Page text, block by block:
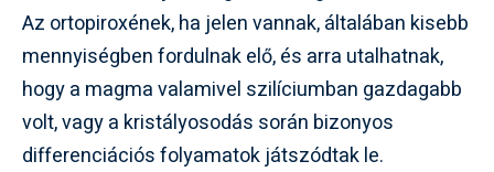
Az ortopiroxének, ha jelen vannak, általában kisebb
mennyiségben fordulnak elő, és arra utalhatnak,
hogy a magma valamivel szilíciumban gazdagabb
volt, vagy a kristályosodás során bizonyos
differenciációs folyamatok játszódtak le.